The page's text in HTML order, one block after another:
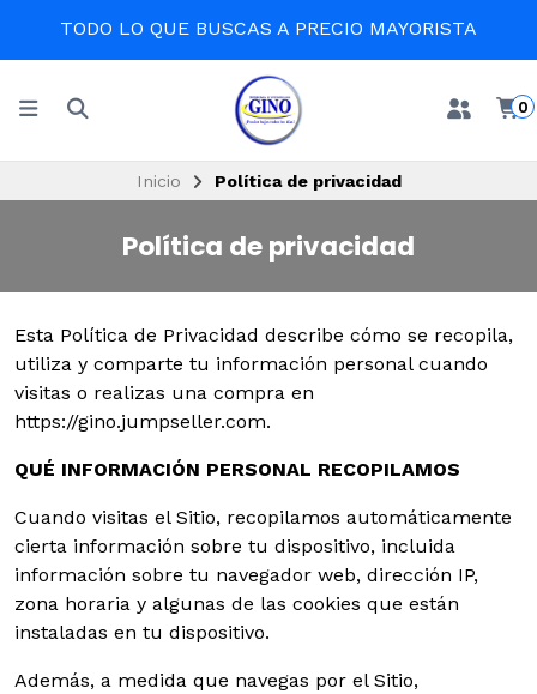
TODO LO QUE BUSCAS A PRECIO MAYORISTA
0
Inicio Política de privacidad
Política de privacidad
Esta Política de Privacidad describe cómo se recopila,
utiliza y comparte tu información personal cuando
visitas o realizas una compra en
https://gino.jumpseller.com.
QUÉ INFORMACIÓN PERSONAL RECOPILAMOS
Cuando visitas el Sitio, recopilamos automáticamente
cierta información sobre tu dispositivo, incluida
información sobre tu navegador web, dirección IP,
zona horaria y algunas de las cookies que están
instaladas en tu dispositivo.
Además, a medida que navegas por el Sitio,